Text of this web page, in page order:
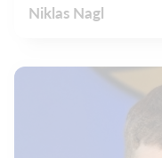
Niklas Nagl